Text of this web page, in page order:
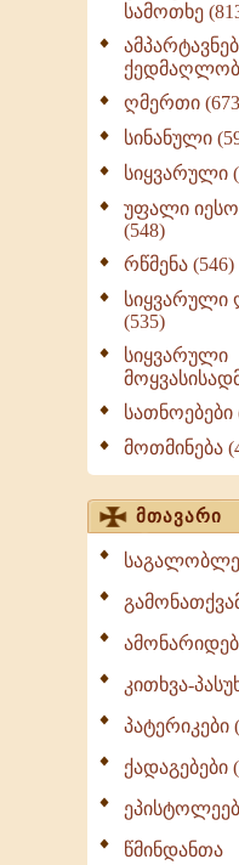
სამოთხე
ღმერთი
სინანული
სიყვარული
უფალი
(548)
რწმენა (546)
სიყვარული
(535)
სიყვარული
სათნოებები
მოთმინება
მთავარი
კითხვა-
პატერიკები
ქადაგებები
წმინდანთა